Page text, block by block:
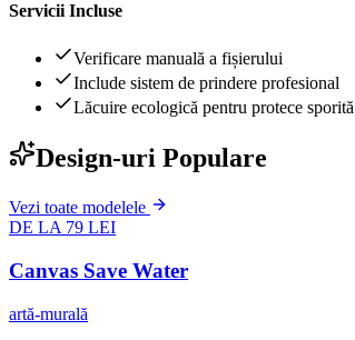
Servicii Incluse
Verificare manuală a fișierului
Include sistem de prindere profesional
Lăcuire ecologică pentru protece sporită
Design-uri Populare
Vezi toate modelele
DE LA 79 LEI
Canvas Save Water
artă-murală